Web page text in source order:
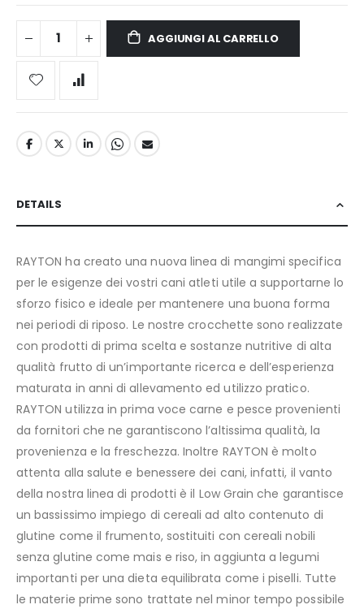
AGGIUNGI AL CARRELLO
DETAILS
RAYTON ha creato una nuova linea di mangimi specifica
per le esigenze dei vostri cani atleti utile a supportarne lo
sforzo fisico e ideale per mantenere una buona forma
nei periodi di riposo. Le nostre crocchette sono realizzate
con prodotti di prima scelta e sostanze nutritive di alta
qualità frutto di un’importante ricerca e dell’esperienza
maturata in anni di allevamento ed utilizzo pratico.
RAYTON utilizza in prima voce carne e pesce provenienti
da fornitori che ne garantiscono l’altissima qualità, la
provenienza e la freschezza. Inoltre RAYTON è molto
attenta alla salute e benessere dei cani, infatti, il vanto
della nostra linea di prodotti è il Low Grain che garantisce
un bassissimo impiego di cereali ad alto contenuto di
glutine come il frumento, sostituiti con cereali nobili
senza glutine come mais e riso, in aggiunta a legumi
importanti per una dieta equilibrata come i piselli. Tutte
le materie prime sono trattate nel minor tempo possibile